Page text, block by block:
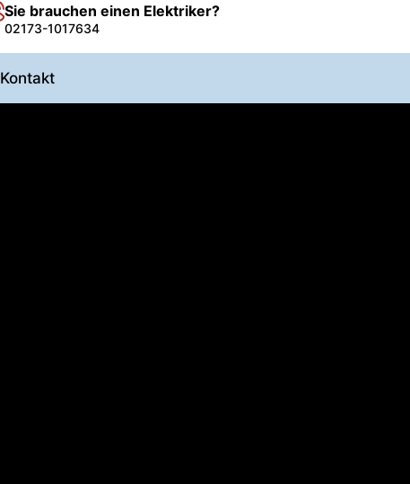
Sie brauchen einen Elektriker?
02173-1017634
Kontakt